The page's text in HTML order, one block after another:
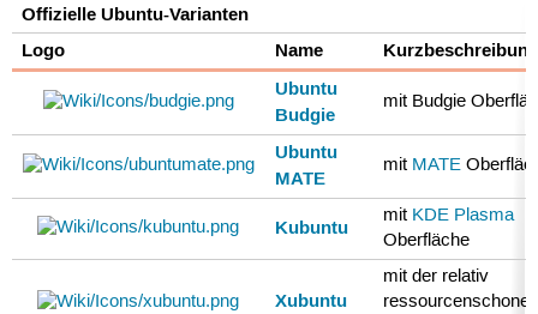
Offizielle Ubuntu-Varianten
Logo
Name
Ubuntu
Budgie
mit Budgie
Ubuntu
MATE
mit MATE
Kubuntu mit KDE Plasma
Oberfläche
Xubuntu
mit der relativ